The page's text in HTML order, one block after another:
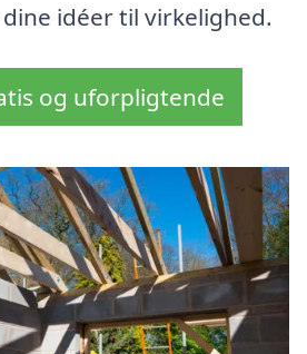
idéer til virkelighed.
og uforpligtende